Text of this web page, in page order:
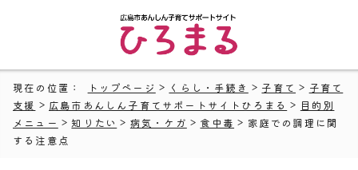
現在の位置： トップページ > くらし・手続き > 子育て > 子育て
支援 > 広島市あんしん子育てサポートサイトひろまる > 目的別
メニュー >知りたい > 病気・ケガ > 食中毒 > 家庭での調理に関
する注意点